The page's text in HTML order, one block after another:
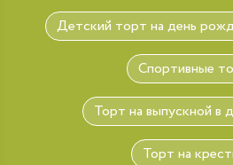
Детский торт на день
Спортивные
Торт на выпускной в
Торт на